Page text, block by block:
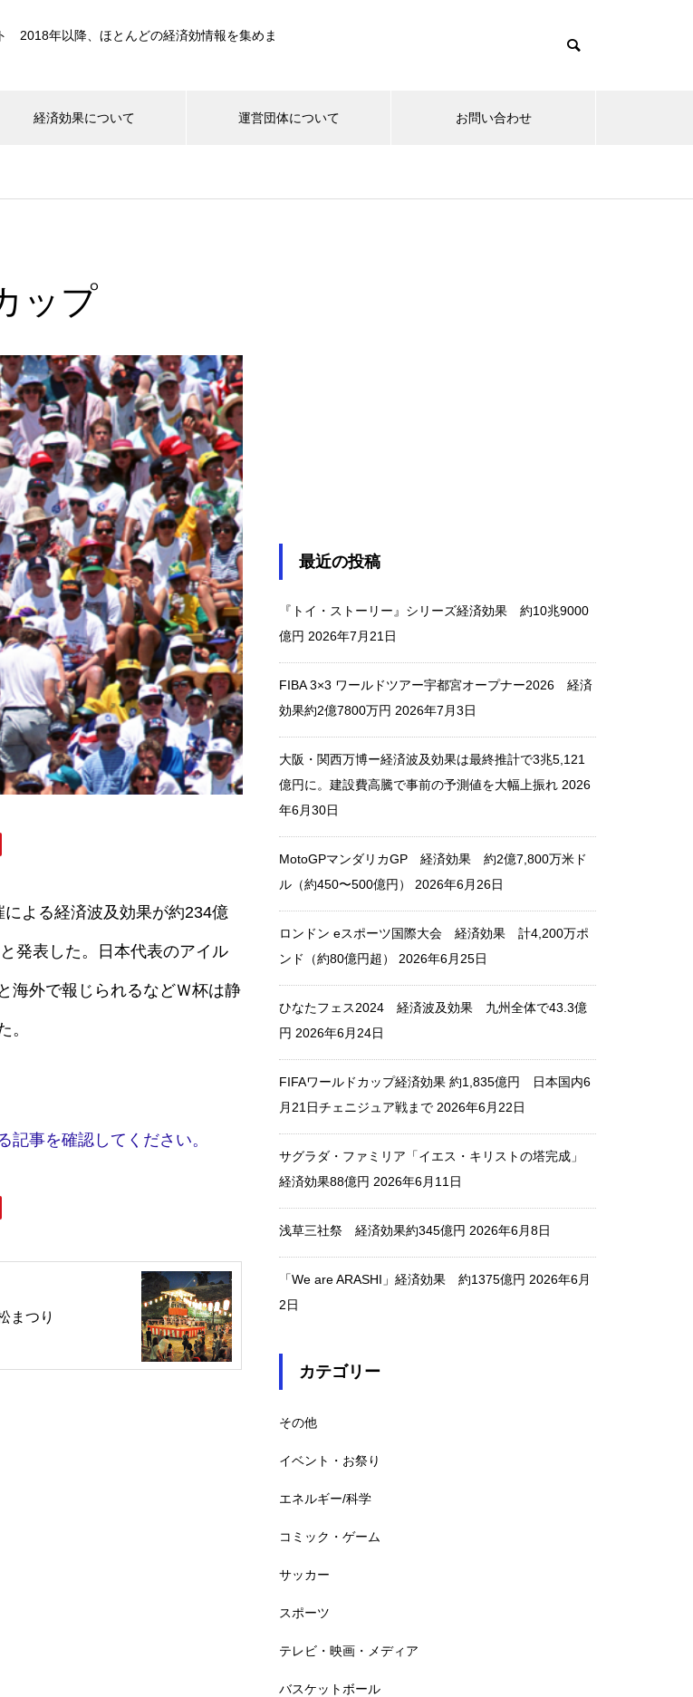
2018年以降、ほとんどの経済効情報を集めま
経済効果について 運営団体について お問い合わせ
FIFAワールドカップ経済効果 約
ェニジュア戦まで
リオのカーニバル 経済効果約
1500〜1700億円
東京レガシーハーフマラソン20
25経済波及効果89億円
豪州メレディス・ミュージッ
ク・フェス 経済効果95.5億円
アフリカネイションズカップ 20
25 経済効果およそ1879億円
丸山希が優勝した W杯ジャン
プ・エンゲルベルク大会 経済
効果25億円(推定）
は最終推計で3兆5,121億円に。
幅上振れ
MotoGPマンダリカGP 経済効
0〜500億円）
横浜F・マリノス 経済効果 2
第20回アジア・パラ競技大会
経済効果 約5100億円
ップ
よる経済波及効果が約234億
発表した。日本代表のアイル
海外で報じられるなどＷ杯は静
。
事を確認してください。
まつり
最近の投稿
『トイ・ストーリー』シリーズ経済効果 約10兆9000
億円 2026年7月21日
FIBA 3×3 ワールドツアー宇都宮オープナー2026 経済
効果約2億7800万円 2026年7月3日
大阪・関西万博ー経済波及効果は最終推計で3兆5,121
億円に。建設費高騰で事前の予測値を大幅上振れ 2026
年6月30日
MotoGPマンダリカGP 経済効果 約2億7,800万米ド
ル（約450〜500億円）
2026年6月26日
ロンドン eスポーツ国際大会 経済効果 計4,200万ポ
ンド（約80億円超）
2026年6月25日
ひなたフェス2024 経済波及効果 九州全体で43.3億
円 2026年6月24日
FIFAワールドカップ経済効果 約1,835億円 日本国内6
月21日チェニジュア戦まで 2026年6月22日
サグラダ・ファミリア「イエス・キリストの塔完成」
経済効果88億円 2026年6月11日
浅草三社祭 経済効果約345億円 2026年6月8日
「We are ARASHI」経済効果 約1375億円 2026年6月
2日
カテゴリー
その他
イベント・お祭り
エネルギー/科学
コミック・ゲーム
サッカー
スポーツ
テレビ・映画・メディア
バスケットボール